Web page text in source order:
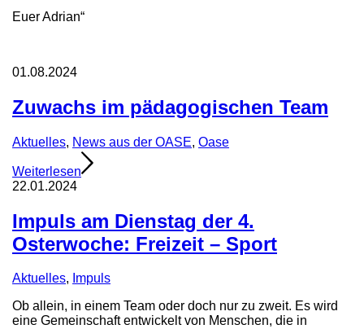
Euer Adrian“
01.08.2024
Zuwachs im pädagogischen Team
Aktuelles, News aus der OASE, Oase
Weiterlesen
22.01.2024
Impuls am Dienstag der 4.
Osterwoche: Freizeit – Sport
Aktuelles, Impuls
Ob allein, in einem Team oder doch nur zu zweit. Es wird
eine Gemeinschaft entwickelt von Menschen, die in